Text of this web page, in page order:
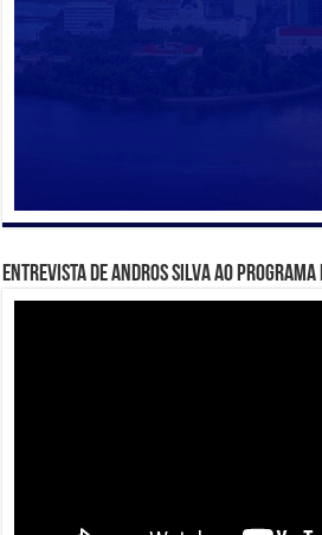
Entrevista de Andros Silva ao programa